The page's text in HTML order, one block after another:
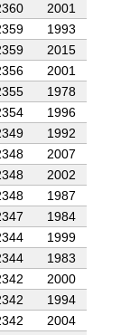
2001
1993
2015
2001
1978
1996
1992
2007
2002
1987
1984
1999
1983
2000
1994
2004